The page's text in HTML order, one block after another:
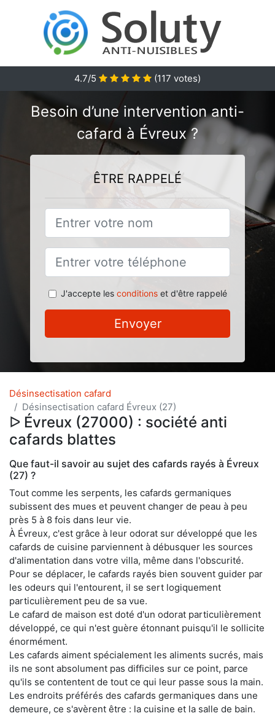
4.7/5 (117 votes)
Besoin d’une intervention anti-
cafard à Évreux ?
ÊTRE RAPPELÉ
J'accepte les conditionset d'être rappelé
Envoyer
Désinsectisation cafard
Désinsectisation cafard Évreux (27)
ᐅ Évreux (27000) : société anti
cafards blattes
Que faut-il savoir au sujet des cafards rayés à Évreux
(27) ?
Tout comme les serpents, les cafards germaniques
subissent des mues et peuvent changer de peau à peu
près 5 à 8 fois dans leur vie.
À Évreux, c'est grâce à leur odorat sur développé que les
cafards de cuisine parviennent à débusquer les sources
d'alimentation dans votre villa, même dans l'obscurité.
Pour se déplacer, le cafards rayés bien souvent guider par
les odeurs qui l'entourent, il se sert logiquement
particulièrement peu de sa vue.
Le cafard de maison est doté d'un odorat particulièrement
développé, ce qui n'est guère étonnant puisqu'il le sollicite
énormément.
Les cafards aiment spécialement les aliments sucrés, mais
ils ne sont absolument pas difficiles sur ce point, parce
qu'ils se contentent de tout ce qui leur passe sous la main.
Les endroits préférés des cafards germaniques dans une
demeure, ce s'avèrent être : la cuisine et la salle de bain.